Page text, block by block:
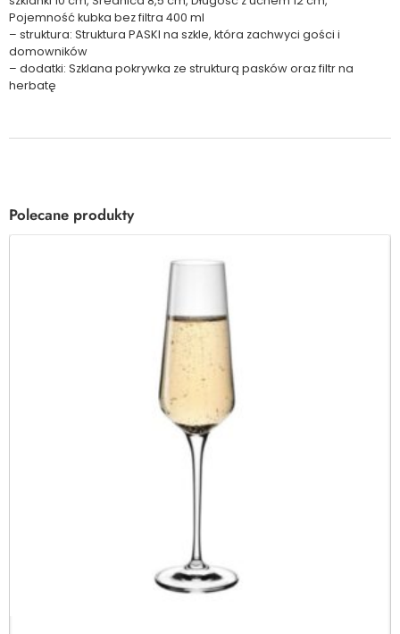
Pojemność kubka bez filtra 400 ml
– struktura: Struktura PASKI na szkle, która zachwyci gości i
domowników
– dodatki: Szklana pokrywka ze strukturą pasków oraz filtr na
herbatę
Polecane produkty